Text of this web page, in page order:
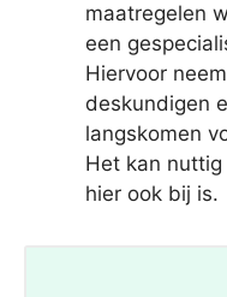
maatregelen
een
Hiervoor
deskundigen
langskomen
Het kan
hier ook bij is.